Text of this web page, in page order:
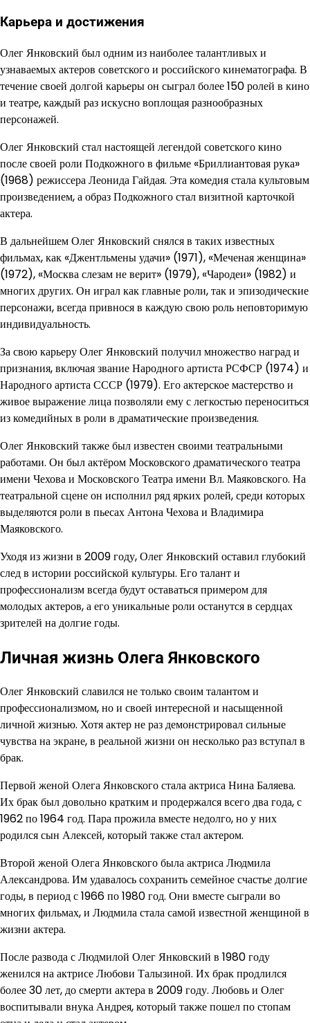
Карьера и достижения
Олег Янковский был одним из наиболее талантливых и
узнаваемых актеров советского и российского кинематографа. В
течение своей долгой карьеры он сыграл более 150 ролей в кино
и театре, каждый раз искусно воплощая разнообразных
персонажей.
Олег Янковский стал настоящей легендой советского кино
после своей роли Подкожного в фильме «Бриллиантовая рука»
(1968) режиссера Леонида Гайдая. Эта комедия стала культовым
произведением, а образ Подкожного стал визитной карточкой
актера.
В дальнейшем Олег Янковский снялся в таких известных
фильмах, как «Джентльмены удачи» (1971), «Меченая женщина»
(1972), «Москва слезам не верит» (1979), «Чародеи» (1982) и
многих других. Он играл как главные роли, так и эпизодические
персонажи, всегда привнося в каждую свою роль неповторимую
индивидуальность.
За свою карьеру Олег Янковский получил множество наград и
признания, включая звание Народного артиста РСФСР (1974) и
Народного артиста СССР (1979). Его актерское мастерство и
живое выражение лица позволяли ему с легкостью переноситься
из комедийных в роли в драматические произведения.
Олег Янковский также был известен своими театральными
работами. Он был актёром Московского драматического театра
имени Чехова и Московского Театра имени Вл. Маяковского. На
театральной сцене он исполнил ряд ярких ролей, среди которых
выделяются роли в пьесах Антона Чехова и Владимира
Маяковского.
Уходя из жизни в 2009 году, Олег Янковский оставил глубокий
след в истории российской культуры. Его талант и
профессионализм всегда будут оставаться примером для
молодых актеров, а его уникальные роли останутся в сердцах
зрителей на долгие годы.
Личная жизнь Олега Янковского
Олег Янковский славился не только своим талантом и
профессионализмом, но и своей интересной и насыщенной
личной жизнью. Хотя актер не раз демонстрировал сильные
чувства на экране, в реальной жизни он несколько раз вступал в
брак.
Первой женой Олега Янковского стала актриса Нина Баляева.
Их брак был довольно кратким и продержался всего два года, с
1962 по 1964 год. Пара прожила вместе недолго, но у них
родился сын Алексей, который также стал актером.
Второй женой Олега Янковского была актриса Людмила
Александрова. Им удавалось сохранить семейное счастье долгие
годы, в период с 1966 по 1980 год. Они вместе сыграли во
многих фильмах, и Людмила стала самой известной женщиной в
жизни актера.
После развода с Людмилой Олег Янковский в 1980 году
женился на актрисе Любови Талызиной. Их брак продлился
более 30 лет, до смерти актера в 2009 году. Любовь и Олег
воспитывали внука Андрея, который также пошел по стопам